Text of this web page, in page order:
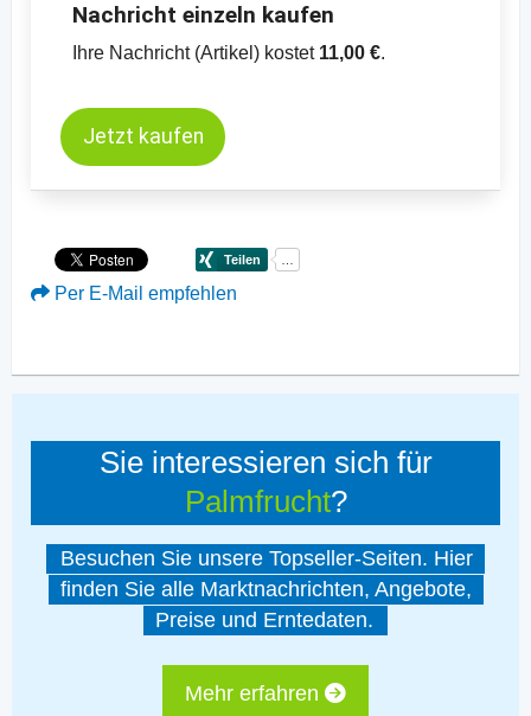
Nachricht einzeln kaufen
Ihre Nachricht (Artikel) kostet 11,00 €.
Jetzt kaufen
Per E-Mail empfehlen
Sie interessieren sich für
Palmfrucht?
Besuchen Sie unsere Topseller-Seiten. Hier
finden Sie alle Marktnachrichten, Angebote,
Preise und Erntedaten.
Mehr erfahren